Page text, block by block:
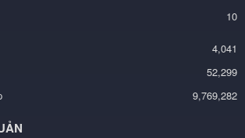
10
4,041
52,299
9,769,282